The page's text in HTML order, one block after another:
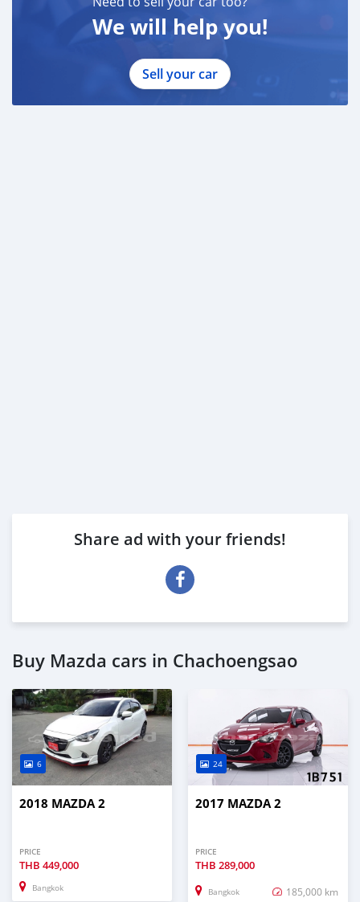
We will help you!
Sell your car
Share ad with your friends!
Buy Mazda cars in Chachoengsao
6
2018 MAZDA 2
PRICE
THB 449,000
Bangkok
24
2017 MAZDA 2
PRICE
THB 289,000
Bangkok 185,000 km